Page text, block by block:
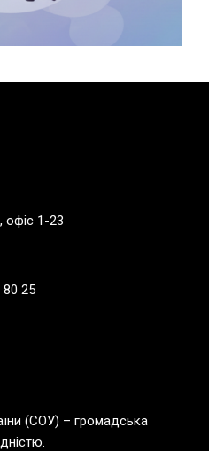
офіс 1-23
80 25
(СОУ) – громадська